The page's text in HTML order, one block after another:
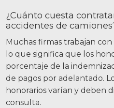
¿Cuánto cuesta
accidentes de
Muchas firmas trabajan
lo que significa que los
porcentaje de la
de pagos por adelantado.
honorarios varían y deben
consulta.